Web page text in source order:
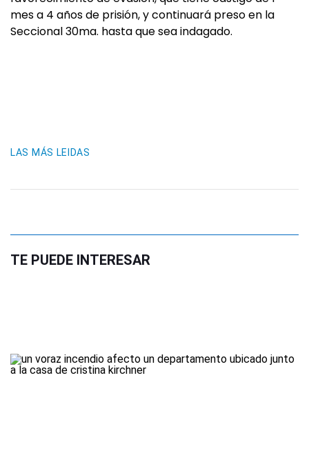
mes a 4 años de prisión, y continuará preso en la
Seccional 30ma. hasta que sea indagado.
LAS MÁS LEIDAS
TE PUEDE INTERESAR